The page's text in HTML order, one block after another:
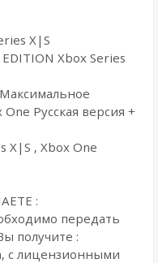
X|S
EDITION Xbox Series
Русская версия +
X|S , Xbox One
:
передать
получите :
с лицензионными